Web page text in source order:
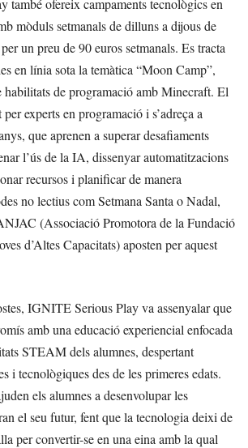
també ofereix campaments tecnològics en
mòduls setmanals de dilluns a dijous de
un preu de 90 euros setmanals. Es tracta
en línia sota la temàtica “Moon Camp”,
habilitats de programació amb Minecraft. El
experts en programació i s’adreça a
que aprenen a superar desafiaments
l’ús de la IA, dissenyar automatitzacions
recursos i planificar de manera
no lectius com Setmana Santa o Nadal,
(Associació Promotora de la Fundació
d’Altes Capacitats) aposten per aquest
IGNITE Serious Play va assenyalar que
amb una educació experiencial enfocada
STEAM dels alumnes, despertant
i tecnològiques des de les primeres edats.
els alumnes a desenvolupar les
el seu futur, fent que la tecnologia deixi de
per convertir-se en una eina amb la qual